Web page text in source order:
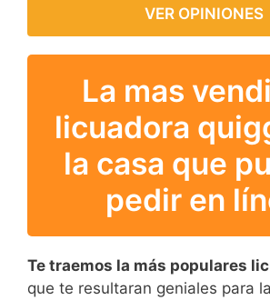
VER OPINIONES
La mas
licuadora
la casa que
pedir en
Te traemos la más populares
que te resultaran geniales para